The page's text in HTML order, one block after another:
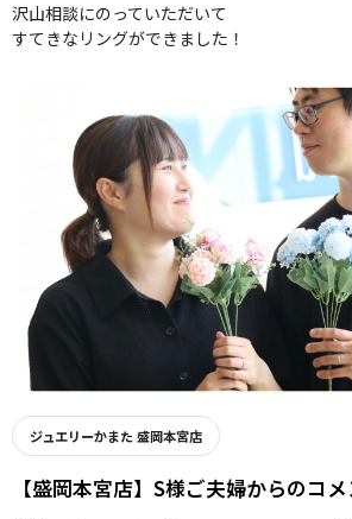
沢山相談にのっていただいて
すてきなリングができました！
ジュエリーかまた 盛岡本宮店
【盛岡本宮店】S様ご夫婦からのコ